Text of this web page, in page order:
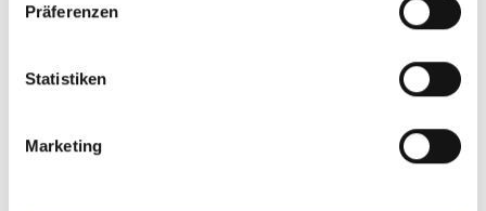
Präferenzen
Statistiken
Marketing